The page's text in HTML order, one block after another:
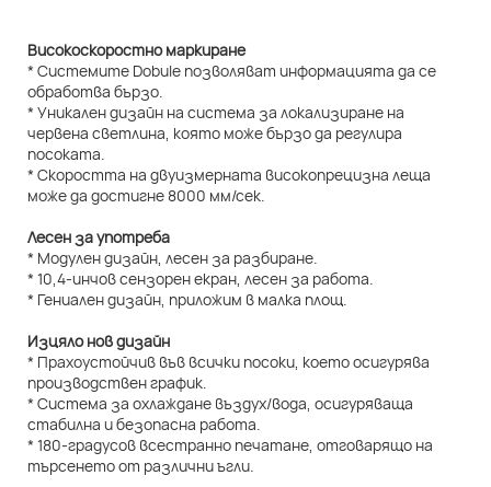
Високоскоростно маркиране
* Системите Dobule позволяват информацията да се
обработва бързо.
* Уникален дизайн на система за локализиране на
червена светлина, която може бързо да регулира
посоката.
* Скоростта на двуизмерната високопрецизна леща
може да достигне 8000 мм/сек.
Лесен за употреба
* Модулен дизайн, лесен за разбиране.
* 10,4-инчов сензорен екран, лесен за работа.
* Гениален дизайн, приложим в малка площ.
Изцяло нов дизайн
* Прахоустойчив във всички посоки, което осигурява
производствен график.
* Система за охлаждане въздух/вода, осигуряваща
стабилна и безопасна работа.
* 180-градусов всестранно печатане, отговарящо на
търсенето от различни ъгли.